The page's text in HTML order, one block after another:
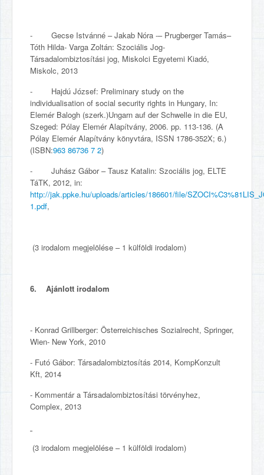
- Gecse Istvánné – Jakab Nóra -– Prugberger Tamás–
Tóth Hilda- Varga Zoltán: Szociális Jog-
Társadalombiztosítási jog, Miskolci Egyetemi Kiadó,
Miskolc, 2013
- Hajdú József: Preliminary study on the
individualisation of social security rights in Hungary, In:
Elemér Balogh (szerk.)Ungarn auf der Schwelle in die EU,
Szeged: Pólay Elemér Alapítvány, 2006. pp. 113-136. (A
Pólay Elemér Alapítvány könyvtára, ISSN 1786-352X; 6.)
(ISBN:963 86736 7 2)
- Juhász Gábor – Tausz Katalin: Szociális jog, ELTE
TáTK, 2012, in:
http://jak.ppke.hu/uploads/articles/186601/file/
1.pdf,
(3 irodalom megjelölése – 1 külföldi irodalom)
6. Ajánlott irodalom
- Konrad Grillberger: Österreichisches Sozialrecht, Springer,
Wien- New York, 2010
- Futó Gábor: Társadalombiztosítás 2014, KompKonzult
Kft, 2014
- Kommentár a Társadalombiztosítási törvényhez,
Complex, 2013
(3 irodalom megjelölése – 1 külföldi irodalom)